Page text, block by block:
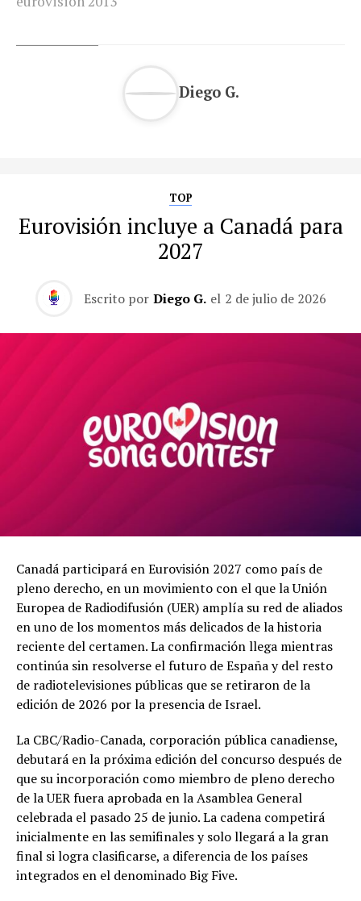
Diego G.
TOP
Eurovisión incluye a Canadá para
2027
Escrito por Diego G. el 2 de julio de 2026
Canadá participará en Eurovisión 2027 como país de
pleno derecho, en un movimiento con el que la Unión
Europea de Radiodifusión (UER) amplía su red de aliados
en uno de los momentos más delicados de la historia
reciente del certamen. La confirmación llega mientras
continúa sin resolverse el futuro de España y del resto
de radiotelevisiones públicas que se retiraron de la
edición de 2026 por la presencia de Israel.
La CBC/Radio-Canada, corporación pública canadiense,
debutará en la próxima edición del concurso después de
que su incorporación como miembro de pleno derecho
de la UER fuera aprobada en la Asamblea General
celebrada el pasado 25 de junio. La cadena competirá
inicialmente en las semifinales y solo llegará a la gran
final si logra clasificarse, a diferencia de los países
integrados en el denominado Big Five.